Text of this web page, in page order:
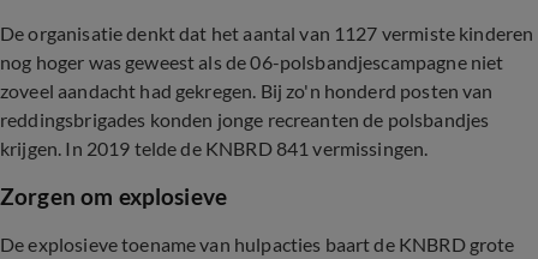
De organisatie denkt dat het aantal van 1127 vermiste kinderen
nog hoger was geweest als de 06-polsbandjescampagne niet
zoveel aandacht had gekregen. Bij zo'n honderd posten van
reddingsbrigades konden jonge recreanten de polsbandjes
krijgen. In 2019 telde de KNBRD 841 vermissingen.
Zorgen om explosieve
De explosieve toename van hulpacties baart de KNBRD grote